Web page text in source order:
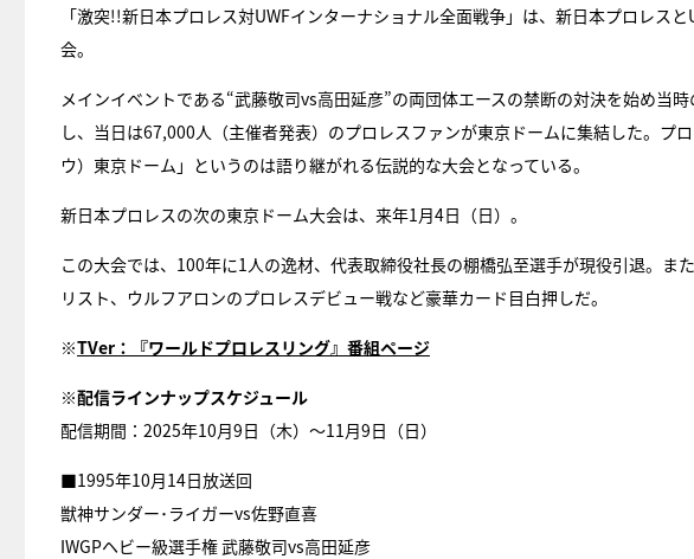
「激突!!新日本プロレス対UWFインターナショナル全面戦争」は、新日本プロレス
会。
メインイベントである“武藤敬司vs高田延彦”の両団体エースの禁断の対決を始め当
し、当日は67,000人（主催者発表）のプロレスファンが東京ドームに集結した。プ
ウ）東京ドーム」というのは語り継がれる伝説的な大会となっている。
新日本プロレスの次の東京ドーム大会は、来年1月4日（日）。
この大会では、100年に1人の逸材、代表取締役社長の棚橋弘至選手が現役引退。ま
リスト、ウルフアロンのプロレスデビュー戦など豪華カード目白押しだ。
※TVer：『ワールドプロレスリング』番組ページ
※配信ラインナップスケジュール
配信期間：2025年10月9日（木）～11月9日（日）
■1995年10月14日放送回
獣神サンダー･ライガーvs佐野直喜
IWGPヘビー級選手権 武藤敬司vs高田延彦